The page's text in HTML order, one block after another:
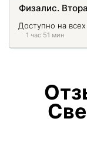
Физалис.
Доступно на
1 час 51 мин